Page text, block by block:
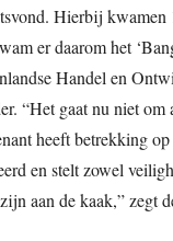
Hierbij kwamen
er daarom het
Handel en
“Het gaat nu niet
heeft betrekking
en stelt zowel
aan de kaak,” zegt